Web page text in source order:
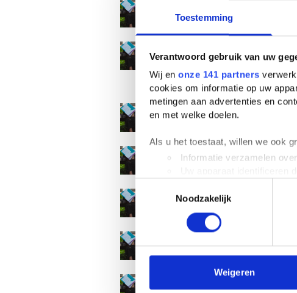
Toestemming
Verantwoord gebruik van uw
Wij en onze 141 partners
cookies om informatie op uw
metingen aan advertenties en
en met welke doelen.
Als u het toestaat, willen we ook
Informatie verzamelen
toestemming op elk moment
We gebruiken cookies om
media, adverteren en analyse.
verstrekt of die ze hebben
Noodzakelijk
Weigeren
Het Stukje - Het
Door Camiel · 16 September
Het Stukje - Het
Studieboeken
Door Camiel · 05 October
Het Stukje - De
Het Stukje - De
Het Stukje - De
Door Camiel · 20 November
Het Stukje -
Door Camiel · 03 December
Het Stukje - De